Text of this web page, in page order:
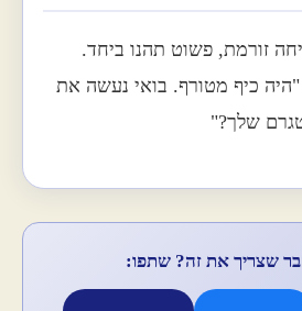
זורמת, פשוט תהנו ביחד.
כיף מטורף. בואי נעשה את
שלך?"
שצריך את זה? שתפו: